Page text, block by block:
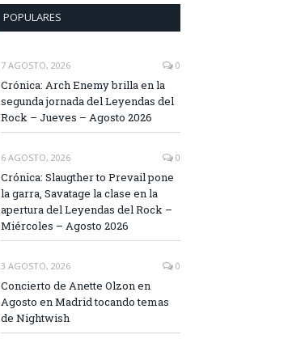
POPULARES
7 AGOSTO, 2026 0
Crónica: Arch Enemy brilla en la
segunda jornada del Leyendas del
Rock – Jueves – Agosto 2026
6 AGOSTO, 2026 0
Crónica: Slaugther to Prevail pone
la garra, Savatage la clase en la
apertura del Leyendas del Rock –
Miércoles – Agosto 2026
3 AGOSTO, 2026 0
Concierto de Anette Olzon en
Agosto en Madrid tocando temas
de Nightwish